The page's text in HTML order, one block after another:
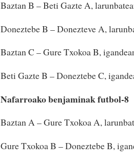
Baztan B – Beti Gazte A,
Doneztebe B – Donezteve A,
Baztan C – Gure Txokoa B,
Beti Gazte B – Doneztebe C,
Nafarroako benjaminak futbol-8
Baztan A – Gure Txokoa A,
Gure Txokoa B – Doneztebe B,